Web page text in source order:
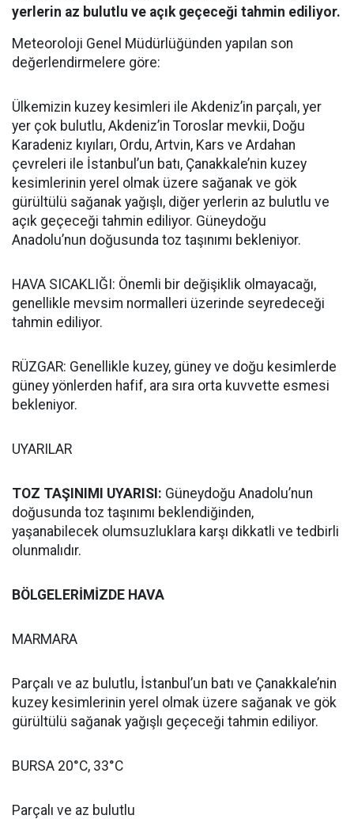
yerlerin az bulutlu ve açık geçeceği tahmin ediliyor.
Meteoroloji Genel Müdürlüğünden yapılan son
değerlendirmelere göre:
Ülkemizin kuzey kesimleri ile Akdeniz’in parçalı, yer
yer çok bulutlu, Akdeniz’in Toroslar mevkii, Doğu
Karadeniz kıyıları, Ordu, Artvin, Kars ve Ardahan
çevreleri ile İstanbul’un batı, Çanakkale’nin kuzey
kesimlerinin yerel olmak üzere sağanak ve gök
gürültülü sağanak yağışlı, diğer yerlerin az bulutlu ve
açık geçeceği tahmin ediliyor. Güneydoğu
Anadolu’nun doğusunda toz taşınımı bekleniyor.
HAVA SICAKLIĞI: Önemli bir değişiklik olmayacağı,
genellikle mevsim normalleri üzerinde seyredeceği
tahmin ediliyor.
RÜZGAR: Genellikle kuzey, güney ve doğu kesimlerde
güney yönlerden hafif, ara sıra orta kuvvette esmesi
bekleniyor.
UYARILAR
TOZ TAŞINIMI UYARISI: Güneydoğu Anadolu’nun
doğusunda toz taşınımı beklendiğinden,
yaşanabilecek olumsuzluklara karşı dikkatli ve tedbirli
olunmalıdır.
BÖLGELERİMİZDE HAVA
MARMARA
Parçalı ve az bulutlu, İstanbul’un batı ve Çanakkale’nin
kuzey kesimlerinin yerel olmak üzere sağanak ve gök
gürültülü sağanak yağışlı geçeceği tahmin ediliyor.
BURSA 20°C, 33°C
Parçalı ve az bulutlu